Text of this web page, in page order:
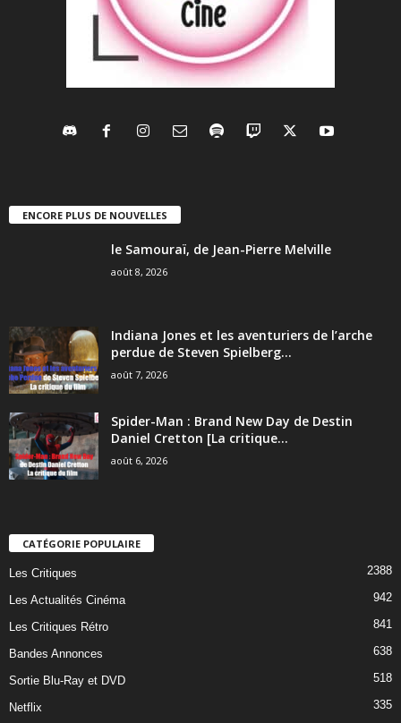
ENCORE PLUS DE NOUVELLES
le Samouraï, de Jean-Pierre Melville
août 8, 2026
Indiana Jones et les aventuriers de l’arche
perdue de Steven Spielberg...
août 7, 2026
Spider-Man : Brand New Day de Destin
Daniel Cretton [La critique...
août 6, 2026
CATÉGORIE POPULAIRE
Les Critiques 2388
Les Actualités Cinéma 942
Les Critiques Rétro 841
Bandes Annonces 638
Sortie Blu-Ray et DVD 518
Netflix 335